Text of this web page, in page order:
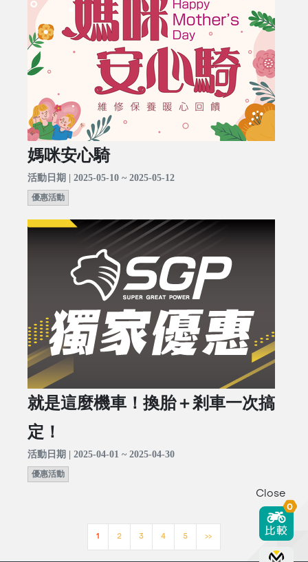
媽咪安心騎
活動日期 | 2025-05-10 ~ 2025-05-12
優惠活動
就是這麼機車！換胎＋剎車一次搞
定！
活動日期 | 2025-04-01 ~ 2025-04-30
優惠活動
1 2 3 4 5 >>
Close
0